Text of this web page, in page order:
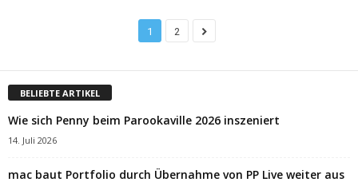
1 2
BELIEBTE ARTIKEL
Wie sich Penny beim Parookaville 2026 inszeniert
14. Juli 2026
mac baut Portfolio durch Übernahme von PP Live weiter aus